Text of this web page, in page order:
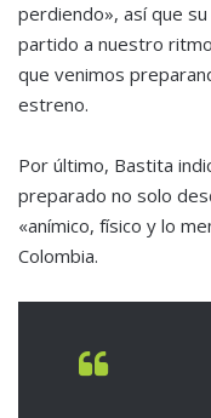
perdiendo», así que
partido a nuestro
que venimos
estreno.
Por último, Bastita
preparado no solo
«anímico, físico y lo
Colombia.